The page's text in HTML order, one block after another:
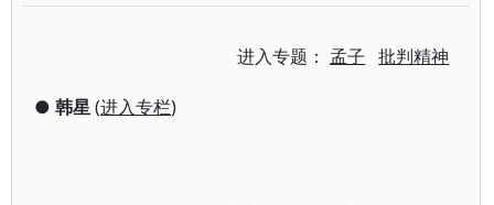
进入专题： 孟子 批判精神
● 韩星(进入专栏)